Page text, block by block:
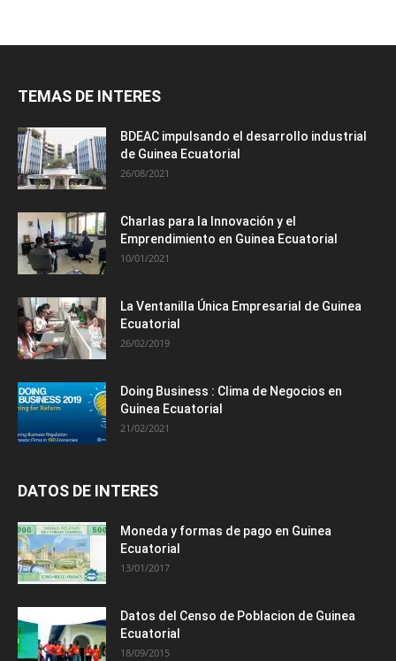
TEMAS DE INTERES
BDEAC impulsando el desarrollo industrial
de Guinea Ecuatorial
26/08/2021
Charlas para la Innovación y el
Emprendimiento en Guinea Ecuatorial
10/01/2021
La Ventanilla Única Empresarial de Guinea
Ecuatorial
26/02/2019
Doing Business : Clima de Negocios en
Guinea Ecuatorial
21/02/2021
DATOS DE INTERES
Moneda y formas de pago en Guinea
Ecuatorial
13/01/2017
Datos del Censo de Poblacion de Guinea
Ecuatorial
18/09/2015